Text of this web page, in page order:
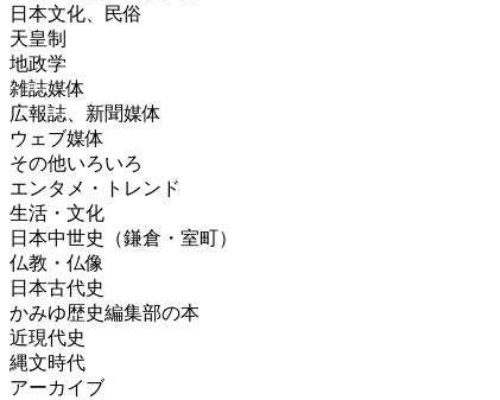
日本文化、民俗
天皇制
地政学
雑誌媒体
広報誌、新聞媒体
ウェブ媒体
その他いろいろ
エンタメ・トレンド
生活・文化
日本中世史（鎌倉・室町）
仏教・仏像
日本古代史
かみゆ歴史編集部の本
近現代史
縄文時代
アーカイブ